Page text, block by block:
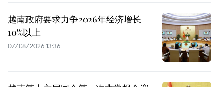
越南政府要求力争2026年经济增长
10%以上
07/08/2026 13:36